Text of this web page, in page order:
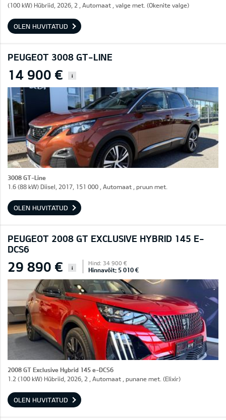
(100 kW) Hübriid, 2026, 2 , Automaat , valge met. (Okenite valge)
OLEN HUVITATUD
PEUGEOT 3008 GT-LINE
14 900 € i
3008 GT-Line
1.6 (88 kW) Diisel, 2017, 151 000 , Automaat , pruun met.
OLEN HUVITATUD
PEUGEOT 2008 GT EXCLUSIVE HYBRID 145 E-
DCS6
29 890 € i
Hind: 34 900 €
Hinnavõit: 5 010 €
2008 GT Exclusive Hybrid 145 e-DCS6
1.2 (100 kW) Hübriid, 2026, 2 , Automaat , punane met. (Elixir)
OLEN HUVITATUD